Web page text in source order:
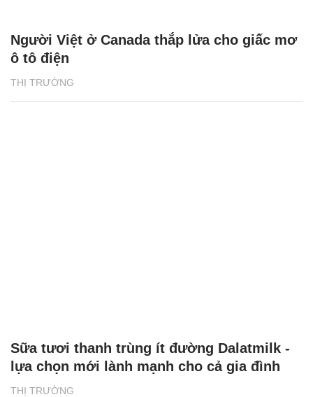
THỊ TRƯỜNG
Người Việt ở Canada thắp lửa cho giấc mơ
ô tô điện
THỊ TRƯỜNG
Sữa tươi thanh trùng ít đường Dalatmilk -
lựa chọn mới lành mạnh cho cả gia đình